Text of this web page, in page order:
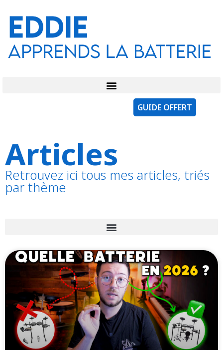
GUIDE OFFERT
Articles
Retrouvez ici tous mes articles, triés
par thème